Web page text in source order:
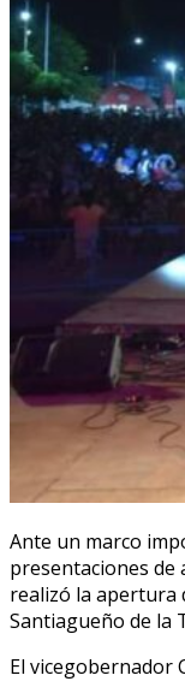
Ante un marco
presentaciones de
realizó la apertura
Santiagueño de la
El vicegobernador